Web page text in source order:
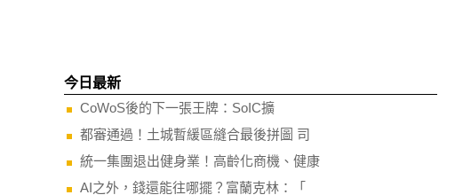
今日最新
CoWoS後的下一張王牌：SoIC擴
都審通過！土城暫緩區縫合最後拼圖 司
統一集團退出健身業！高齡化商機、健康
AI之外，錢還能往哪擺？富蘭克林：「